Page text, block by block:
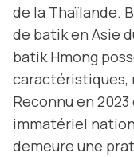
de la Thaïlande.
de batik en Asie
batik Hmong
caractéristiques,
Reconnu en
immatériel
demeure une